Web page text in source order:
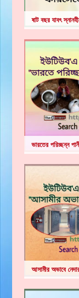
ষাট বছর যাবৎ
ভারতের পরিচ্ছন্ন
আসামীর অভাবে